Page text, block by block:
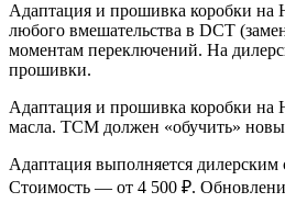
Адаптация и прошивка коробки на
любого вмешательства в DCT
моментам переключений. На
прошивки.
Адаптация и прошивка коробки на
масла. TCM должен «обучить»
Адаптация выполняется дилерским
Стоимость — от 4 500 ₽.